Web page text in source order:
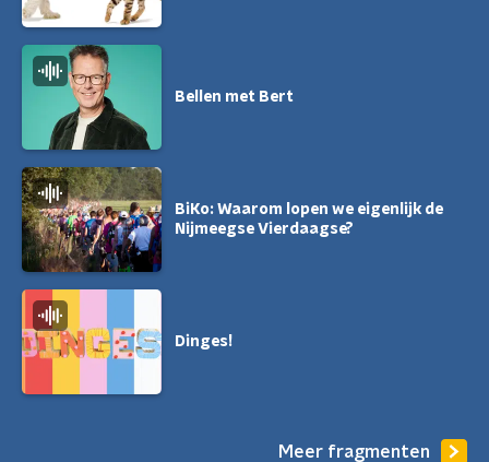
Bellen met Bert
BiKo: Waarom lopen we eigenlijk de
Nijmeegse Vierdaagse?
Dinges!
Meer fragmenten